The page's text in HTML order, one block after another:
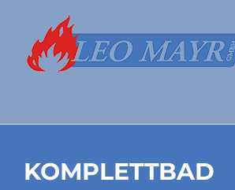
Skip to content
KOMPLETTBAD